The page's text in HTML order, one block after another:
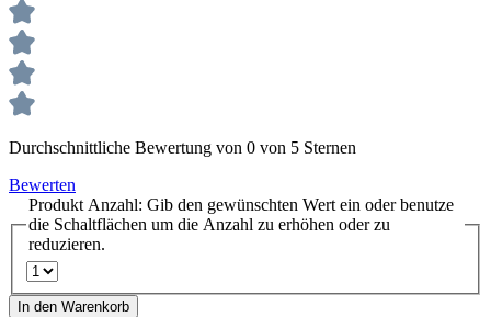
Durchschnittliche Bewertung von 0 von 5 Sternen
Bewerten
Produkt Anzahl: Gib den gewünschten Wert ein oder benutze
die Schaltflächen um die Anzahl zu erhöhen oder zu
reduzieren.
In den Warenkorb